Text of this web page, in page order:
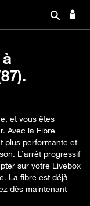
et vous êtes
Avec la Fibre
plus performante et
L’arrêt progressif
sur votre Livebox
La fibre est déjà
dès maintenant